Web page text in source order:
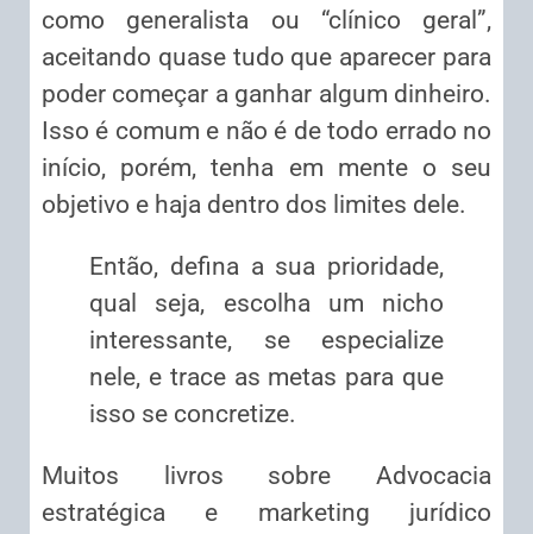
como generalista ou “clínico geral”,
aceitando quase tudo que aparecer para
poder começar a ganhar algum dinheiro.
Isso é comum e não é de todo errado no
início, porém, tenha em mente o seu
objetivo e haja dentro dos limites dele.
Então, defina a sua prioridade,
qual seja, escolha um nicho
interessante, se especialize
nele, e trace as metas para que
isso se concretize.
Muitos livros sobre Advocacia
estratégica e marketing jurídico